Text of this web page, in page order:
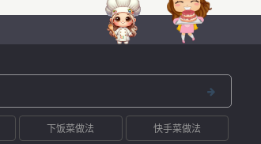
下饭菜做法 快手菜做法